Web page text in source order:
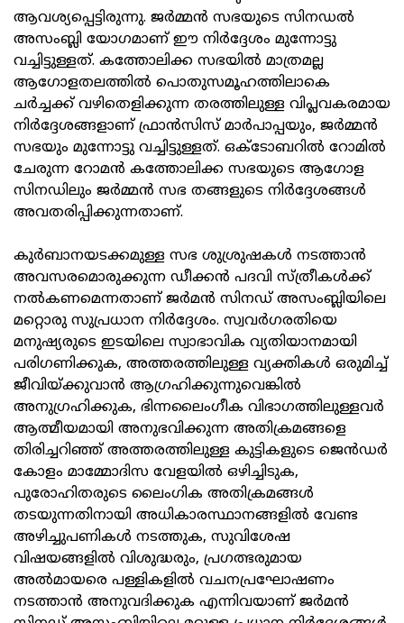
ആവശ്യപ്പെട്ടിരുന്നു. ജര്‍മ്മന്‍ സഭയുടെ സിനഡല്‍
അസംബ്ലി യോഗമാണ്‌ ഈ നിര്‍ദ്ദേശം മുന്നോട്ടു
വച്ചിട്ടുള്ളത്‌. കത്തോലിക്ക സഭയില്‍ മാത്രമല്ല
ആഗോളതലത്തില്‍ പൊതുസമൂഹത്തിലാകെ
ചര്‍ച്ചക്ക്‌ വഴിതെളിക്കുന്ന തരത്തിലുള്ള വിപ്ലവകരമായ
നിര്‍ദ്ദേശങ്ങളാണ്‌ ഫ്രാന്‍സിസ്‌ മാര്‍പാപ്പയും, ജര്‍മ്മന്‍
സഭയും മുന്നോട്ടു വച്ചിട്ടുള്ളത്‌. ഒക്ടോബറില്‍ റോമില്‍
ചേരുന്ന റോമന്‍ കത്തോലിക്ക സഭയുടെ ആഗോള
സിനഡിലും ജര്‍മ്മന്‍ സഭ തങ്ങളുടെ നിര്‍ദ്ദേശങ്ങള്‍
അവതരിപ്പിക്കുന്നതാണ്‌.
കുര്‍ബാനയടക്കമുള്ള സഭ ശുശ്രുഷകള്‍ നടത്താന്‍
അവസരമൊരുക്കുന്ന ഡീക്കന്‍ പദവി സ്‌ത്രീകള്‍ക്ക്‌
നല്‍കണമെന്നതാണ്‌ ജര്‍മന്‍ സിനഡ്‌ അസംബ്ലിയിലെ
മറ്റൊരു സുപ്രധാന നിര്‍ദ്ദേശം. സ്വവര്‍ഗരതിയെ
മനുഷ്യരുടെ ഇടയിലെ സ്വാഭാവിക വ്യതിയാനമായി
പരിഗണിക്കുക, അത്തരത്തിലുള്ള വ്യക്തികള്‍ ഒരുമിച്ച്‌
ജീവിയ്‌ക്കുവാന്‍ ആഗ്രഹിക്കുന്നുവെങ്കില്‍
അനുഗ്രഹിക്കുക, ഭിന്നലൈംഗീക വിഭാഗത്തിലുള്ളവർ
ആത്മീയമായി അനുഭവിക്കുന്ന അതിക്രമങ്ങളെ
തിരിച്ചറിഞ്ഞ്‌ അത്തരത്തിലുള്ള കുട്ടികളുടെ ജെന്‍ഡര്‍
കോളം മാമ്മോദിസ വേളയില്‍ ഒഴിച്ചിടുക,
പുരോഹിതരുടെ ലൈംഗിക അതിക്രമങ്ങള്‍
തടയുന്നതിനായി അധികാരസ്ഥാനങ്ങളില്‍ വേണ്ട
അഴിച്ചുപണികള്‍ നടത്തുക, സുവിശേഷ
വിഷയങ്ങളില്‍ വിശുദ്ധരും, പ്രഗത്ഭരുമായ
അല്‍മായരെ പള്ളികളില്‍ വചനപ്രഘോഷണം
നടത്താന്‍ അനുവദിക്കുക എന്നിവയാണ്‌ ജര്‍മന്‍